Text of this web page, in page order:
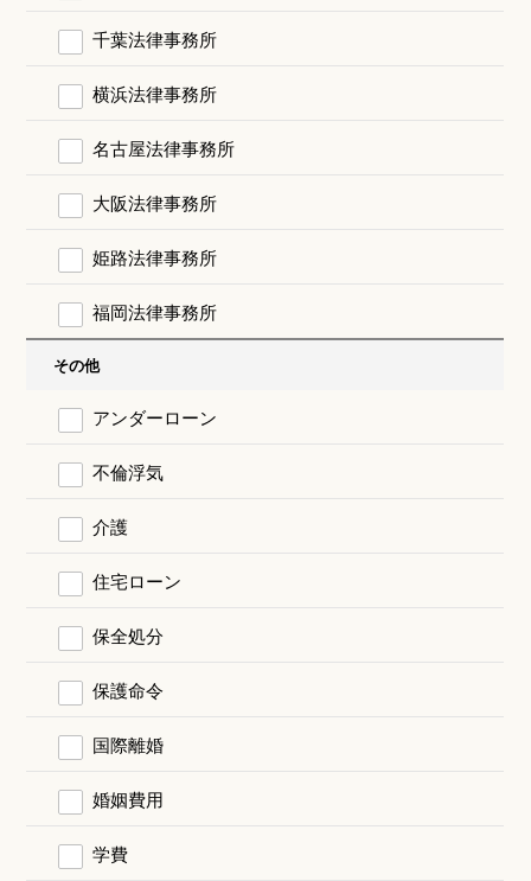
千葉法律事務所
横浜法律事務所
名古屋法律事務所
大阪法律事務所
姫路法律事務所
福岡法律事務所
その他
アンダーローン
不倫浮気
介護
住宅ローン
保全処分
保護命令
国際離婚
婚姻費用
学費